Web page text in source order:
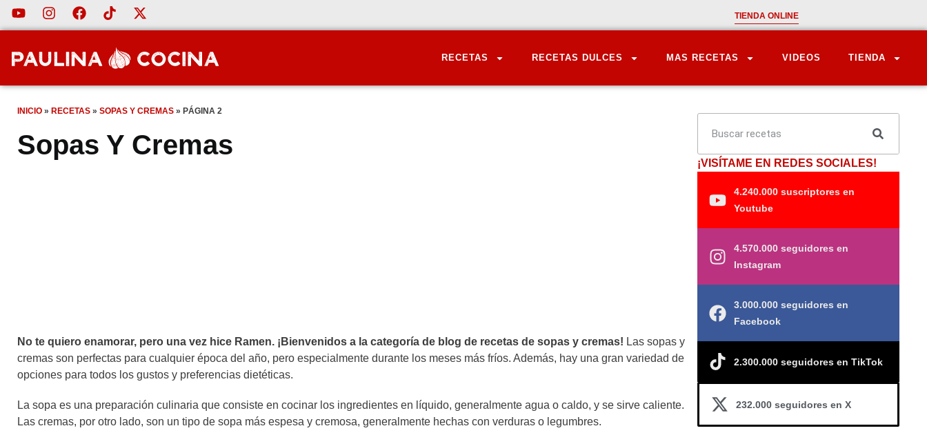
TIENDA ONLINE
RECETAS RECETAS DULCES MAS RECETAS VIDEOS TIENDA
INICIO » RECETAS » SOPAS Y CREMAS » PÁGINA 2
Sopas Y Cremas
No te quiero enamorar, pero una vez hice Ramen. ¡Bienvenidos a la categoría de blog de recetas de sopas y cremas! Las sopas y
cremas son perfectas para cualquier época del año, pero especialmente durante los meses más fríos. Además, hay una gran variedad de
opciones para todos los gustos y preferencias dietéticas.
La sopa es una preparación culinaria que consiste en cocinar los ingredientes en líquido, generalmente agua o caldo, y se sirve caliente.
Las cremas, por otro lado, son un tipo de sopa más espesa y cremosa, generalmente hechas con verduras o legumbres.
¡VISÍTAME EN REDES SOCIALES!
4.240.000 suscriptores en
Youtube
4.570.000 seguidores en
Instagram
3.000.000 seguidores en
Facebook
2.300.000 seguidores en TikTok
232.000 seguidores en X